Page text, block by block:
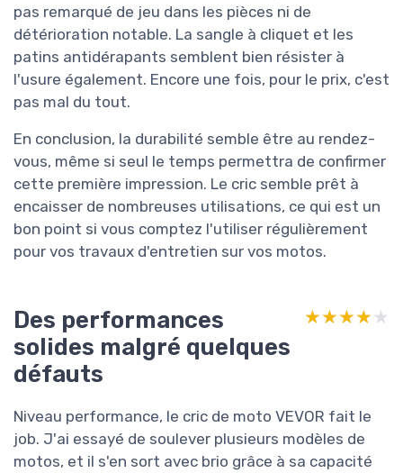
pas remarqué de jeu dans les pièces ni de
détérioration notable. La sangle à cliquet et les
patins antidérapants semblent bien résister à
l'usure également. Encore une fois, pour le prix, c'est
pas mal du tout.
En conclusion, la durabilité semble être au rendez-
vous, même si seul le temps permettra de confirmer
cette première impression. Le cric semble prêt à
encaisser de nombreuses utilisations, ce qui est un
bon point si vous comptez l'utiliser régulièrement
pour vos travaux d'entretien sur vos motos.
Des performances
solides malgré quelques
défauts
★★★★★
★★★★★
Niveau performance, le cric de moto VEVOR fait le
job. J'ai essayé de soulever plusieurs modèles de
motos, et il s'en sort avec brio grâce à sa capacité